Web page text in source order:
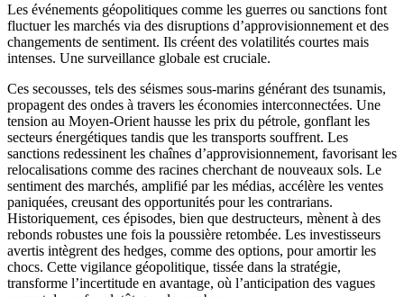
Les événements géopolitiques comme les guerres ou sanctions font
fluctuer les marchés via des disruptions d’approvisionnement et des
changements de sentiment. Ils créent des volatilités courtes mais
intenses. Une surveillance globale est cruciale.
Ces secousses, tels des séismes sous-marins générant des tsunamis,
propagent des ondes à travers les économies interconnectées. Une
tension au Moyen-Orient hausse les prix du pétrole, gonflant les
secteurs énergétiques tandis que les transports souffrent. Les
sanctions redessinent les chaînes d’approvisionnement, favorisant les
relocalisations comme des racines cherchant de nouveaux sols. Le
sentiment des marchés, amplifié par les médias, accélère les ventes
paniquées, creusant des opportunités pour les contrarians.
Historiquement, ces épisodes, bien que destructeurs, mènent à des
rebonds robustes une fois la poussière retombée. Les investisseurs
avertis intègrent des hedges, comme des options, pour amortir les
chocs. Cette vigilance géopolitique, tissée dans la stratégie,
transforme l’incertitude en avantage, où l’anticipation des vagues